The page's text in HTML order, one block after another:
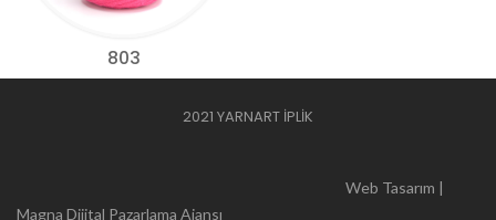
803
2021 YARNART İPLİK
Web Tasarım |
Magna Dijital Pazarlama Ajansı